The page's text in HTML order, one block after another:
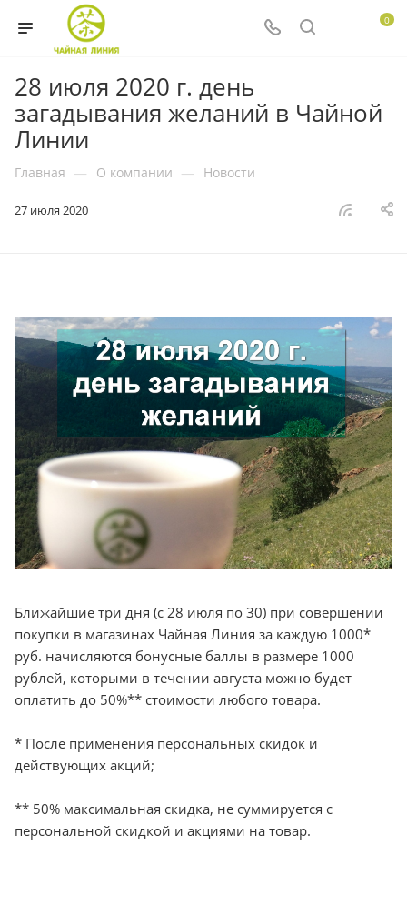
0
28 июля 2020 г. день
загадывания желаний в Чайной
Линии
Главная — О компании — Новости
27 июля 2020
Ближайшие три дня (с 28 июля по 30) при совершении
покупки в магазинах Чайная Линия за каждую 1000*
руб. начисляются бонусные баллы в размере 1000
рублей, которыми в течении августа можно будет
оплатить до 50%** стоимости любого товара.
* После применения персональных скидок и
действующих акций;
** 50% максимальная скидка, не суммируется с
персональной скидкой и акциями на товар.